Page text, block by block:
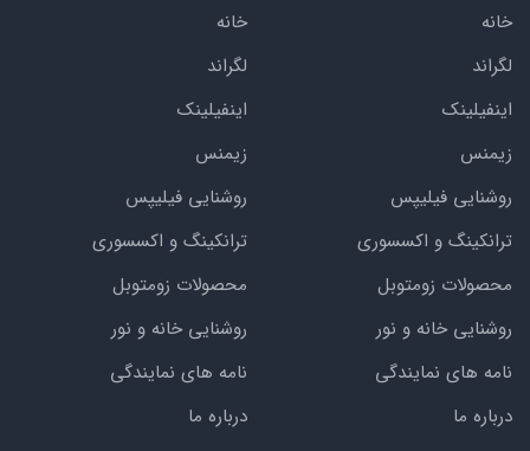
خانه
لگراند
اینفیلینک
زیمنس
روشنایی فیلیپس
ترانکینگ و اکسسوری
محصولات زومتوبل
روشنایی خانه و نور
نامه های نمایندگی
درباره ما
خانه
لگراند
اینفیلینک
زیمنس
روشنایی فیلیپس
ترانکینگ و اکسسوری
محصولات زومتوبل
روشنایی خانه و نور
نامه های نمایندگی
درباره ما